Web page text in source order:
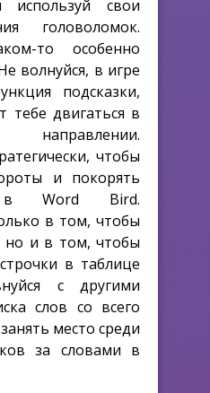
свои
головоломок.
то особенно
волнуйся, в игре
подсказки,
тебе двигаться в
чтобы
и покорять
в Word Bird.
в том, чтобы
но и в том, чтобы
в таблице
с другими
слов со всего
место среди
за словами в